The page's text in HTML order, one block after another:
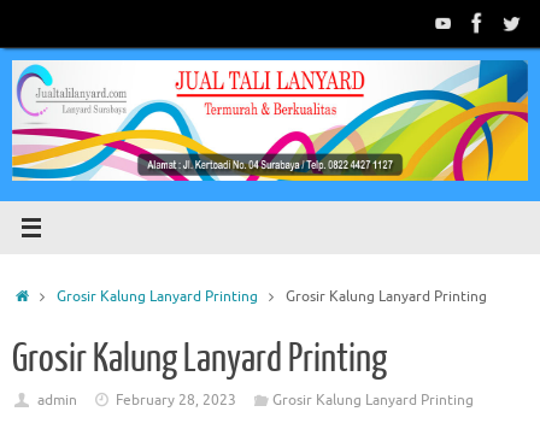
content
HomeGrosir Kalung Lanyard Printing Grosir Kalung Lanyard Printing
Grosir Kalung Lanyard Printing
admin February 28, 2023 Grosir Kalung Lanyard Printing